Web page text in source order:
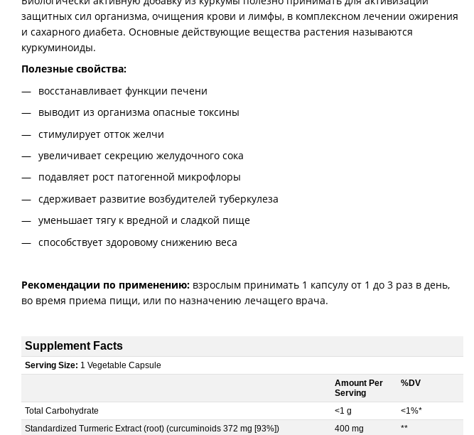
защитных сил организма, очищения крови и лимфы, в комплексном лечении ожирения
и сахарного диабета. Основные действующие вещества растения называются
куркуминоиды.
Полезные свойства:
восстанавливает функции печени
выводит из организма опасные токсины
стимулирует отток желчи
увеличивает секрецию желудочного сока
подавляет рост патогенной микрофлоры
сдерживает развитие возбудителей туберкулеза
уменьшает тягу к вредной и сладкой пище
способствует здоровому снижению веса
Рекомендации по применению: взрослым принимать 1 капсулу от 1 до 3 раз в день,
во время приема пищи, или по назначению лечащего врача.
Supplement Facts
Serving Size: 1 Vegetable Capsule
Amount Per
Serving
%DV
Total Carbohydrate <1 g
<1%*
Standardized Turmeric Extract (root) (curcuminoids 372 mg [93%])
400 mg
**